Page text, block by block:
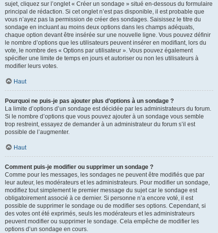
sujet, cliquez sur l’onglet « Créer un sondage » situé en-dessous du formulaire
principal de rédaction. Si cet onglet n’est pas disponible, il est probable que
vous n’ayez pas la permission de créer des sondages. Saisissez le titre du
sondage en incluant au moins deux options dans les champs adéquats,
chaque option devant être insérée sur une nouvelle ligne. Vous pouvez définir
le nombre d’options que les utilisateurs peuvent insérer en modifiant, lors du
vote, le nombre des « Options par utilisateur ». Vous pouvez également
spécifier une limite de temps en jours et autoriser ou non les utilisateurs à
modifier leurs votes.
Haut
Pourquoi ne puis-je pas ajouter plus d’options à un sondage ?
La limite d’options d’un sondage est décidée par les administrateurs du forum.
Si le nombre d’options que vous pouvez ajouter à un sondage vous semble
trop restreint, essayez de demander à un administrateur du forum s’il est
possible de l’augmenter.
Haut
Comment puis-je modifier ou supprimer un sondage ?
Comme pour les messages, les sondages ne peuvent être modifiés que par
leur auteur, les modérateurs et les administrateurs. Pour modifier un sondage,
modifiez tout simplement le premier message du sujet car le sondage est
obligatoirement associé à ce dernier. Si personne n’a encore voté, il est
possible de supprimer le sondage ou de modifier ses options. Cependant, si
des votes ont été exprimés, seuls les modérateurs et les administrateurs
peuvent modifier ou supprimer le sondage. Cela empêche de modifier les
options d’un sondage en cours.